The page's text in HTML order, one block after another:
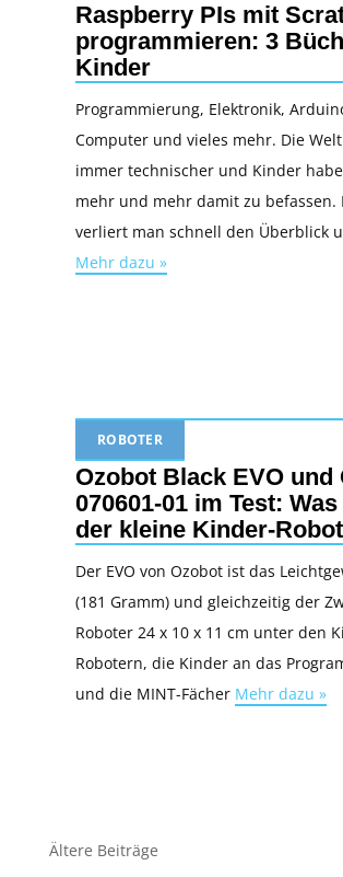
Raspberry PIs mit
programmieren: 3
Kinder
Programmierung, Elektronik,
Computer und vieles mehr. Die
immer technischer und Kinder
mehr und mehr damit zu befassen.
verliert man schnell den Überblick
Mehr dazu »
ROBOTER
Ozobot Black EVO und
070601-01 im Test:
der kleine Kinder-
Der EVO von Ozobot ist das
(181 Gramm) und gleichzeitig der
Roboter 24 x 10 x 11 cm unter den
Robotern, die Kinder an das
und die MINT-Fächer Mehr dazu »
Beitragsnavigation
Ältere Beiträge